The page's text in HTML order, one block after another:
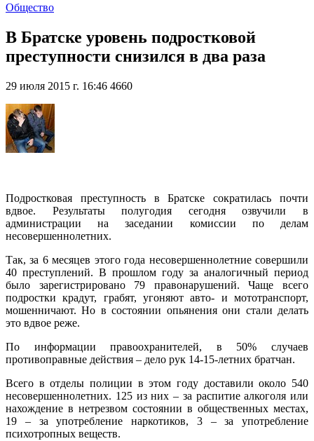
Общество
В Братске уровень подростковой
преступности снизился в два раза
29 июля 2015 г. 16:46 4660
Подростковая преступность в Братске сократилась почти
вдвое. Результаты полугодия сегодня озвучили в
администрации на заседании комиссии по делам
несовершеннолетних.
Так, за 6 месяцев этого года несовершеннолетние совершили
40 преступлений. В прошлом году за аналогичный период
было зарегистрировано 79 правонарушений. Чаще всего
подростки крадут, грабят, угоняют авто- и мототранспорт,
мошенничают. Но в состоянии опьянения они стали делать
это вдвое реже.
По информации правоохранителей, в 50% случаев
противоправные действия – дело рук 14-15-летних братчан.
Всего в отделы полиции в этом году доставили около 540
несовершеннолетних. 125 из них – за распитие алкоголя или
нахождение в нетрезвом состоянии в общественных местах,
19 – за употребление наркотиков, 3 – за употребление
психотропных веществ.